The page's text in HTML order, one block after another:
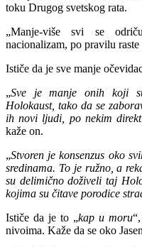
toku Drugog svetskog rata.
„Manje-više svi se
nacionalizam, po pravilu
Ističe da je sve manje
„Sve je manje onih koji
Holokaust, tako da se
ih novi ljudi, po nekim
kaže on.
„Stvoren je konsenzus oko
sredinama. To je ružno, a
su delimično doživeli taj
kojima su čitave porodice
Ističe da je to „kap u moru
nivoima. Kaže da se oko